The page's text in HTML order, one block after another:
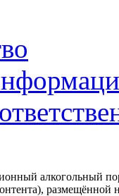
алкогольный
размещённой